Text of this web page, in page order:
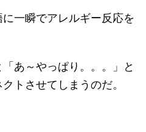
に一瞬でアレルギー反応を
あ～やっぱり。。。」と
トさせてしまうのだ。